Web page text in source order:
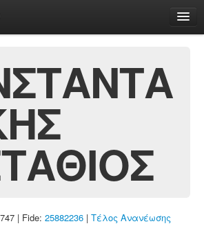
| Fide: 25882236 | Τέλος Ανανέωσης